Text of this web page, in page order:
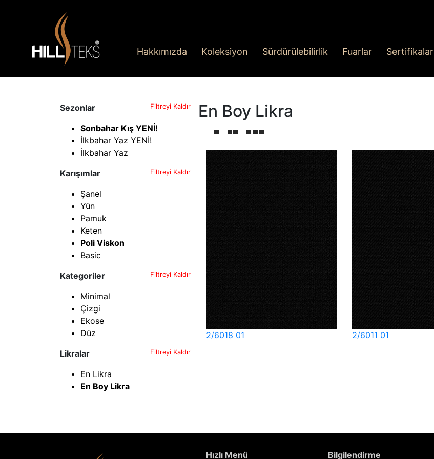
Hakkımızda Koleksiyon Sürdürülebilirlik Fuarlar Sertifikalar
Sezonlar Filtreyi Kaldır
Sonbahar Kış YENİ!
İlkbahar Yaz YENİ!
İlkbahar Yaz
Karışımlar
Filtreyi Kaldır
Şanel
Yün
Pamuk
Keten
Poli Viskon
Basic
Kategoriler
Filtreyi Kaldır
Minimal
Çizgi
Ekose
Düz
Likralar
Filtreyi Kaldır
En Likra
En Boy Likra
En Boy Likra
2/6018 01 2/6011 01
Hızlı Menü Bilgilendirme